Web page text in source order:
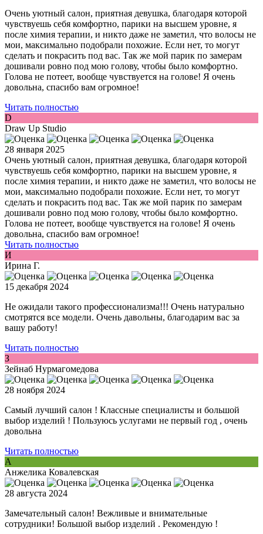
Очень уютный салон, приятная девушка, благодаря которой
чувствуешь себя комфортно, парики на высшем уровне, я
после химия терапии, и никто даже не заметил, что волосы не
мои, максимально подобрали похожие. Если нет, то могут
сделать и покрасить под вас. Так же мой парик по замерам
дошивали ровно под мою голову, чтобы было комфортно.
Голова не потеет, вообще чувствуется на голове! Я очень
довольна, спасибо вам огромное!
Читать полностью
D
Draw Up Studio
28 января 2025
Очень уютный салон, приятная девушка, благодаря которой
чувствуешь себя комфортно, парики на высшем уровне, я
после химия терапии, и никто даже не заметил, что волосы не
мои, максимально подобрали похожие. Если нет, то могут
сделать и покрасить под вас. Так же мой парик по замерам
дошивали ровно под мою голову, чтобы было комфортно.
Голова не потеет, вообще чувствуется на голове! Я очень
довольна, спасибо вам огромное!
Читать полностью
И
Ирина Г.
15 декабря 2024
Не ожидали такого профессионализма!!! Очень натурально
смотрятся все модели. Очень давольны, благодарим вас за
вашу работу!
Читать полностью
З
Зейнаб Нурмагомедова
28 ноября 2024
Самый лучший салон ! Классные специалисты и большой
выбор изделий ! Пользуюсь услугами не первый год , очень
довольна
Читать полностью
А
Анжелика Ковалевская
28 августа 2024
Замечательный салон! Вежливые и внимательные
сотрудники! Большой выбор изделий . Рекомендую !